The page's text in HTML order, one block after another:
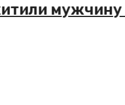
мужчину